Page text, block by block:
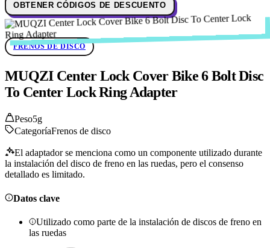
OBTENER CÓDIGOS DE DESCUENTO
FRENOS DE DISCO
MUQZI Center Lock Cover Bike 6 Bolt Disc
To Center Lock Ring Adapter
Peso5g
CategoríaFrenos de disco
El adaptador se menciona como un componente utilizado durante
la instalación del disco de freno en las ruedas, pero el consenso
detallado es limitado.
Datos clave
Utilizado como parte de la instalación de discos de freno en
las ruedas